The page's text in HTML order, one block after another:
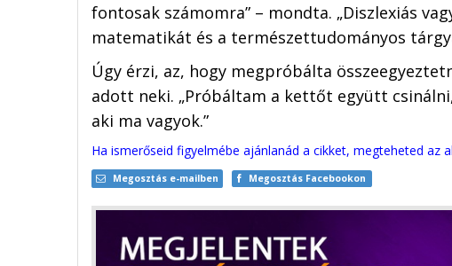
fontosak számomra” – mondta. „Diszlexiás
matematikát és a természettudományos
Úgy érzi, az, hogy megpróbálta
adott neki. „Próbáltam a kettőt együtt
aki ma vagyok.”
Ha ismerőseid figyelmébe ajánlanád a cikket, megteheted az
Megosztás e-mailben Megosztás Facebookon